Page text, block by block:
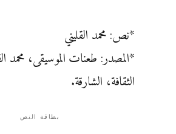
*نص: محمد القليني
*المصدر: طعنات الموسيقى، محمد
الثقافة، الشارقة.
بطاقة النص